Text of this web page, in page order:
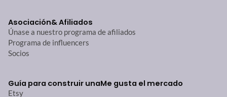
Asociación& Afiliados
Únase a nuestro programa de afiliados
Programa de influencers
Socios
Guía para construir unaMe gusta el mercado
Etsy